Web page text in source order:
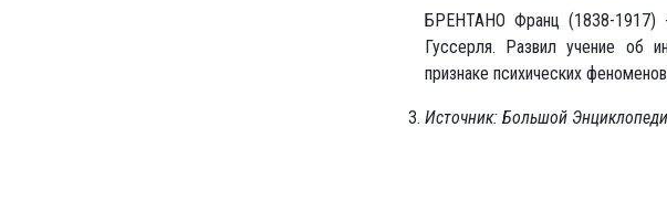
БРЕНТАНО Франц (1838-1917)
Гуссерля. Развил учение об
признаке психических
Источник: Большой